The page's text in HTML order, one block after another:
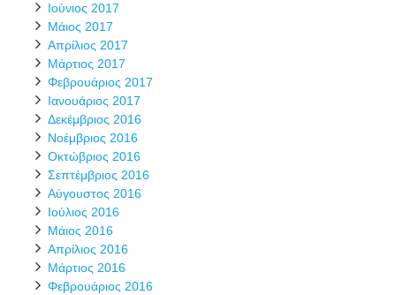
Ιούνιος 2017
Μάιος 2017
Απρίλιος 2017
Μάρτιος 2017
Φεβρουάριος 2017
Ιανουάριος 2017
Δεκέμβριος 2016
Νοέμβριος 2016
Οκτώβριος 2016
Σεπτέμβριος 2016
Αύγουστος 2016
Ιούλιος 2016
Μάιος 2016
Απρίλιος 2016
Μάρτιος 2016
Φεβρουάριος 2016